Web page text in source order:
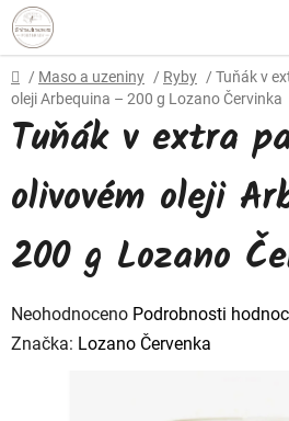
Přejít
na
obsah
Domů
/ Maso a uzeniny / Ryby / Tuňák v
oleji Arbequina – 200 g Lozano Červinka
Tuňák v extra
olivovém oleji
200 g Lozano
Průměrné
hodnocení
Neohodnoceno Podrobnosti
Značka: Lozano Červenka